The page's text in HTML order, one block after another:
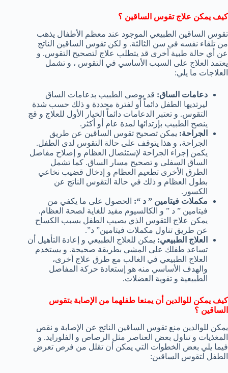
كيف يمكن علاج تقوس الساقين ؟
تقوس الساقين الطبيعي الموجود عند معظم الأطفال يذهب
من تلقاء نفسه في سن الثالثة. و لكن تقوس الساقين الناتج
عن أي حالة طبية أخرى قد يتطلب علاج لتصحيح التقوس. و
يعتمد العلاج على السبب الأساسي في التقوس ، و تشمل
العلاجات ما يلي:
دعامات الساق: قد يوصي الطبيب بدعامات الساق
ليرتديها الطفل دائماً أو لفترة محددة و ذلك حسب شدة
التقوس. و تعتبر الدعامات دائماً الخيار الأول للعلاج و قج
ينصح الطبيب بإرتدائها لمدة عام أو أكثر.
الجراحة: يمكن تصحيح تقوس الساقين عن طريق
الجراحة، و هذا يتوقف على حالة التقوس لدى الطفل.
يكمن إجراء الجراحة لإستئصال العظام و إصلاح مفاصل
الساق السفلى و تصحيح مسار الساق. كما تشمل
الطرق الأخرى تطعيم العظام و إدخال قضيب نخاعي
بطول العظام و ذلك في حالة التقوس الناتج عن
الكسور.
مكملات فيتامين ” د “: الحصول على ما يكفي من
فيتامين ” د ” و الكالسيوم مفيد للغاية لصحة العظام.
يمكن علاج التقوس الذي يصيب الطفل بسبب الكساح
عن طريق تناول مكملات فيتامين” د”.
العلاج الطبيعي: يمكن للعلاج الطبيعي و إعادة التأهيل أن
تساعد طفلك على المشي بطريقة صحيحة. و يستخدم
العلاج الطبيعي في الغالب مع طرق علاج أخرى،
والهدف الأساسي منه هو إستعادة حركة المفاصل
الطبيعية و تقوية العضلات.
كيف يمكن للوالدين أن يمنعا طفلهما من الإصابة بتقوس
الساقين ؟
يمكن للوالدين منع تقوس الساقين الناتج عن الإصابة و نقص
المغذيات و تناول بعض العناصر مثل الرصاص و الفلورايد. و
فيما يلي بعض الخطوات التي يمكن أن تقلل من فرص تعرض
الطفل لتقوس الساقين: